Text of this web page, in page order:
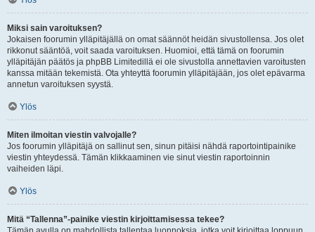
Miksi sain varoituksen?
Jokaisen foorumin ylläpitäjällä on omat säännöt heidän sivustollensa. Jos olet
rikkonut sääntöä, voit saada varoituksen. Huomioi, että tämä on foorumin
ylläpitäjän päätös ja phpBB Limitedillä ei ole sivustolla annettavien varoitusten
kanssa mitään tekemistä. Ota yhteyttä foorumin ylläpitäjään, jos olet epävarma
annetun varoituksen syystä.
Ylös
Miten ilmoitan viestin valvojalle?
Jos foorumin ylläpitäjä on sallinut sen, sinun pitäisi nähdä raportointipainike
viestin yhteydessä. Tämän klikkaaminen vie sinut viestin raportoinnin
vaiheiden läpi.
Ylös
Mitä “Tallenna”-painike viestin kirjoittamisessa tekee?